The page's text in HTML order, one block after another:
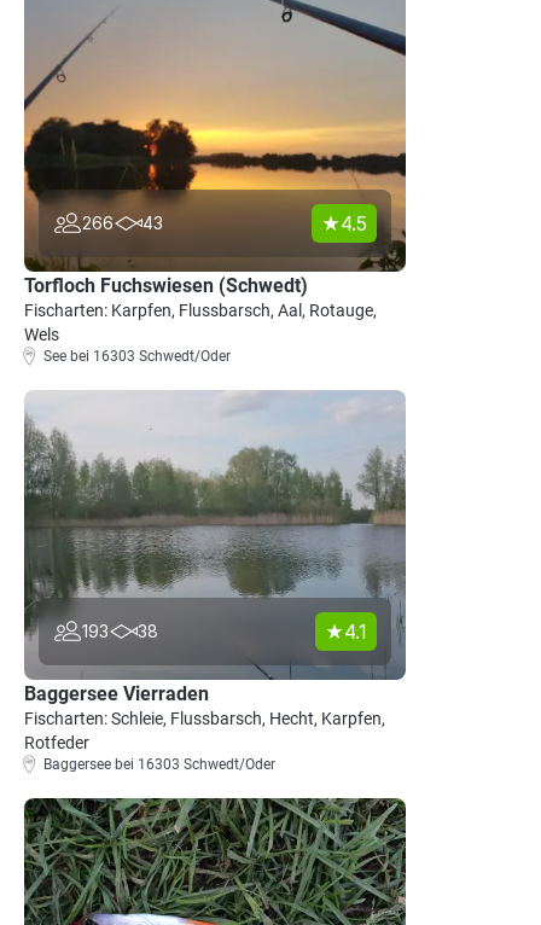
266 43 4.5
Torfloch Fuchswiesen (Schwedt)
Fischarten: Karpfen, Flussbarsch, Aal, Rotauge,
Wels
See bei 16303 Schwedt/Oder
193 38 4.1
Baggersee Vierraden
Fischarten: Schleie, Flussbarsch, Hecht, Karpfen,
Rotfeder
Baggersee bei 16303 Schwedt/Oder